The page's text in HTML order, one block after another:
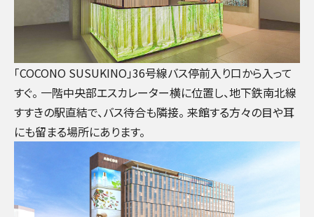
「COCONO SUSUKINO」36号線バス停前入り口から入って
すぐ。 一階中央部エスカレーター横に位置し、地下鉄南北線
すすきの駅直結で、バス待合も隣接。 来館する方々の目や耳
にも留まる場所にあります。